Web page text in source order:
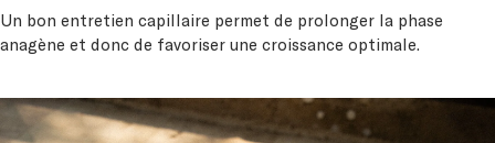
Un bon entretien capillaire permet de prolonger la phase
anagène et donc de favoriser une croissance optimale.